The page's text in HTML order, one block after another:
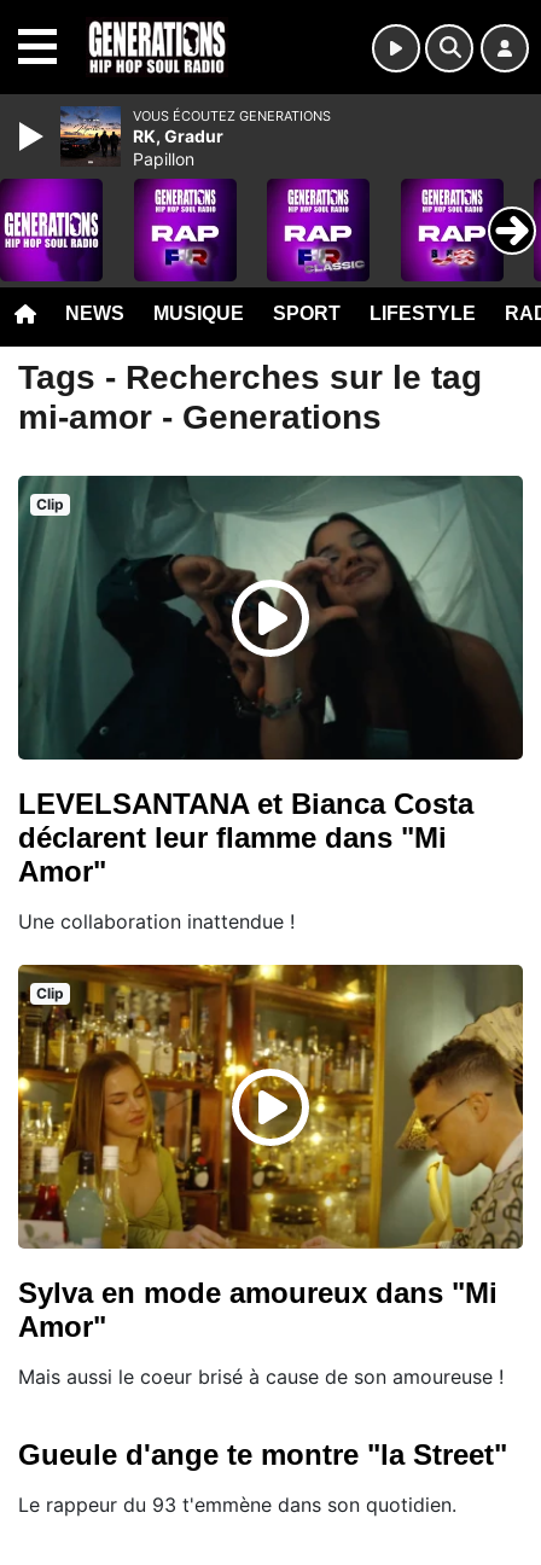
NEWS MUSIQUE SPORT LIFESTYLE
Tags - Recherches sur le tag
mi-amor - Generations
Clip
LEVELSANTANA et Bianca Costa
déclarent leur flamme dans "Mi
Amor"
Une collaboration inattendue !
Clip
Sylva en mode amoureux dans "Mi
Amor"
Mais aussi le coeur brisé à cause de son amoureuse !
Gueule d'ange te montre "la Street"
Le rappeur du 93 t'emmène dans son quotidien.
VOUS ÉCOUTEZ GENERATIONS
RK, Gradur
Papillon